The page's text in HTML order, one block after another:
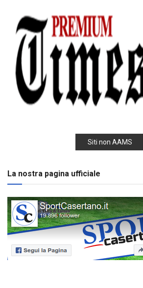
Siti non AAMS
La nostra pagina ufficiale